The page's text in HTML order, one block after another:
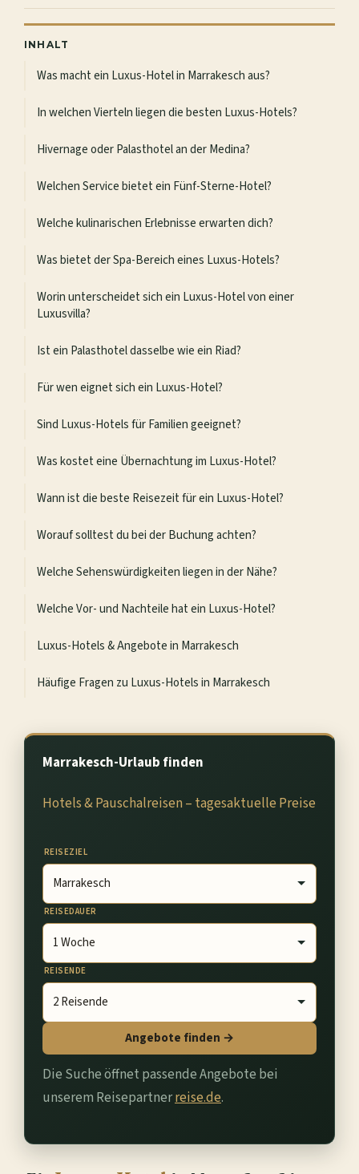
Marrakesch-Urlaub finden
Hotels & Pauschalreisen – tagesaktuelle Preise
REISEZIEL
REISEDAUER
REISENDE
Angebote finden →
Die Suche öffnet passende Angebote bei
unserem Reisepartnerreise.de.
INHALT
Was macht ein Luxus-Hotel in Marrakesch aus?
In welchen Vierteln liegen die besten Luxus-Hotels?
Hivernage oder Palasthotel an der Medina?
Welchen Service bietet ein Fünf-Sterne-Hotel?
Welche kulinarischen Erlebnisse erwarten dich?
Was bietet der Spa-Bereich eines Luxus-Hotels?
Worin unterscheidet sich ein Luxus-Hotel von einer
Luxusvilla?
Ist ein Palasthotel dasselbe wie ein Riad?
Für wen eignet sich ein Luxus-Hotel?
Sind Luxus-Hotels für Familien geeignet?
Was kostet eine Übernachtung im Luxus-Hotel?
Wann ist die beste Reisezeit für ein Luxus-Hotel?
Worauf solltest du bei der Buchung achten?
Welche Sehenswürdigkeiten liegen in der Nähe?
Welche Vor- und Nachteile hat ein Luxus-Hotel?
Luxus-Hotels & Angebote in Marrakesch
Häufige Fragen zu Luxus-Hotels in Marrakesch